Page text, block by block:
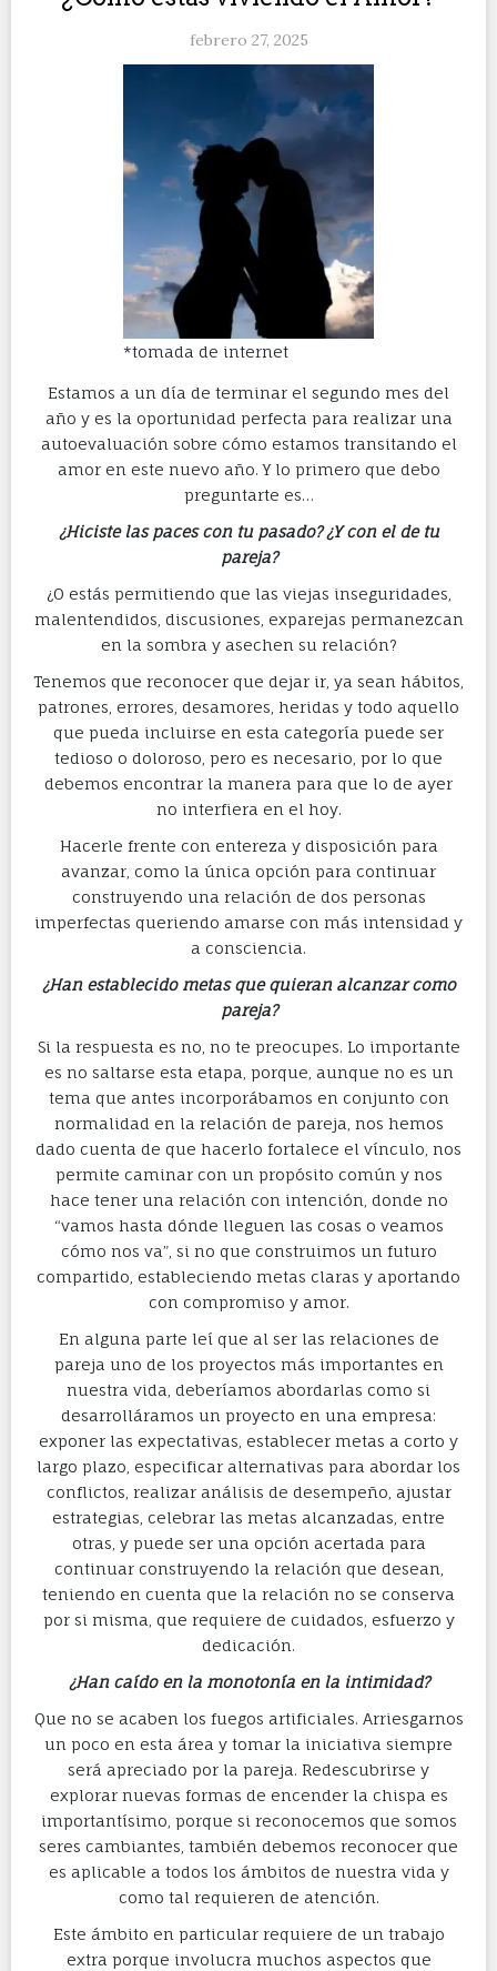
febrero 27, 2025
*tomada de internet
Estamos a un día de terminar el segundo mes del
año y es la oportunidad perfecta para realizar una
autoevaluación sobre cómo estamos transitando el
amor en este nuevo año. Y lo primero que debo
preguntarte es…
¿Hiciste las paces con tu pasado? ¿Y con el de tu
pareja?
¿O estás permitiendo que las viejas inseguridades,
malentendidos, discusiones, exparejas permanezcan
en la sombra y asechen su relación?
Tenemos que reconocer que dejar ir, ya sean hábitos,
patrones, errores, desamores, heridas y todo aquello
que pueda incluirse en esta categoría puede ser
tedioso o doloroso, pero es necesario, por lo que
debemos encontrar la manera para que lo de ayer
no interfiera en el hoy.
Hacerle frente con entereza y disposición para
avanzar, como la única opción para continuar
construyendo una relación de dos personas
imperfectas queriendo amarse con más intensidad y
a consciencia.
¿Han establecido metas que quieran alcanzar como
pareja?
Si la respuesta es no, no te preocupes. Lo importante
es no saltarse esta etapa, porque, aunque no es un
tema que antes incorporábamos en conjunto con
normalidad en la relación de pareja, nos hemos
dado cuenta de que hacerlo fortalece el vínculo, nos
permite caminar con un propósito común y nos
hace tener una relación con intención, donde no
“vamos hasta dónde lleguen las cosas o veamos
cómo nos va”, si no que construimos un futuro
compartido, estableciendo metas claras y aportando
con compromiso y amor.
En alguna parte leí que al ser las relaciones de
pareja uno de los proyectos más importantes en
nuestra vida, deberíamos abordarlas como si
desarrolláramos un proyecto en una empresa:
exponer las expectativas, establecer metas a corto y
largo plazo, especificar alternativas para abordar los
conflictos, realizar análisis de desempeño, ajustar
estrategias, celebrar las metas alcanzadas, entre
otras, y puede ser una opción acertada para
continuar construyendo la relación que desean,
teniendo en cuenta que la relación no se conserva
por si misma, que requiere de cuidados, esfuerzo y
dedicación.
¿Han caído en la monotonía en la intimidad?
Que no se acaben los fuegos artificiales. Arriesgarnos
un poco en esta área y tomar la iniciativa siempre
será apreciado por la pareja. Redescubrirse y
explorar nuevas formas de encender la chispa es
importantísimo, porque si reconocemos que somos
seres cambiantes, también debemos reconocer que
es aplicable a todos los ámbitos de nuestra vida y
como tal requieren de atención.
Este ámbito en particular requiere de un trabajo
extra porque involucra muchos aspectos que